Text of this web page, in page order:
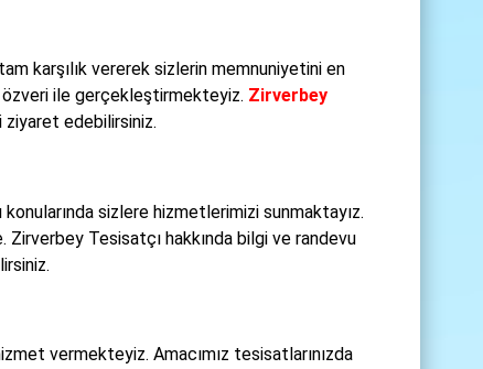
karşılık vererek sizlerin memnuniyetini en
özveri ile gerçekleştirmekteyiz. Zirverbey
edebilirsiniz.
sizlere hizmetlerimizi sunmaktayız.
Zirverbey Tesisatçı hakkında bilgi ve randevu
vermekteyiz. Amacımız tesisatlarınızda